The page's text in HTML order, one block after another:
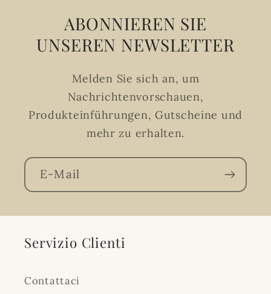
ABONNIEREN SIE
UNSEREN NEWSLETTER
Melden Sie sich an, um
Nachrichtenvorschauen,
Produkteinführungen, Gutscheine und
mehr zu erhalten.
E-Mail
Servizio Clienti
Contattaci